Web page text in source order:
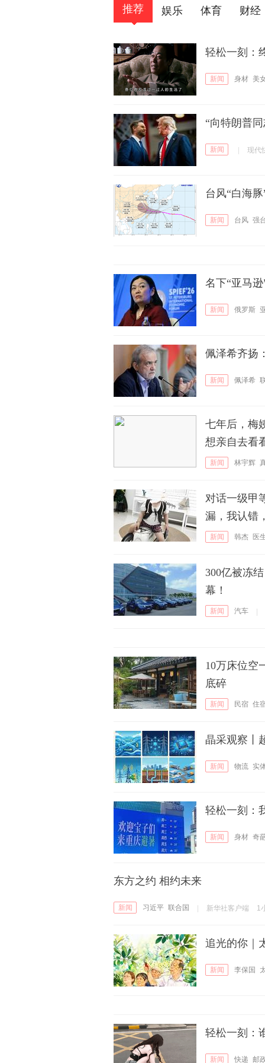
推荐 娱乐 体育 财经
轻松一刻：
新闻 身材 美
“向特朗普
新闻 现代
台风“白海
新闻 台风 强
名下“亚马
新闻 俄罗斯
佩泽希齐扬
新闻 佩泽希
七年后，梅
想亲自去看
新闻 林宇辉
对话一级甲
漏，我认错
新闻 韩杰 医
300亿被冻
幕！
新闻 汽车
10万床位空
底碎
新闻 民宿 住
晶采观察丨
新闻 物流 实
轻松一刻：
新闻 身材 奇
东方之约 相约未来
新闻 习近平 联合国 新华社客户端 1
追光的你｜
新闻 李保国
轻松一刻：
新闻 快递 邮